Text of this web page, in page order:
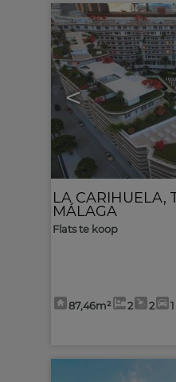
<
LA CARIHUELA,
MÁLAGA
Flats te koop
87,46m² 2 2 1